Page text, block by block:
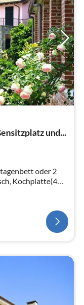
und...
oder 2
Kochplatte(4